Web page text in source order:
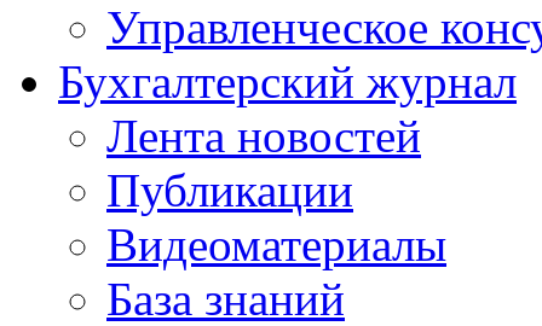
Управленческое
Бухгалтерский журнал
Лента новостей
Публикации
Видеоматериалы
База знаний